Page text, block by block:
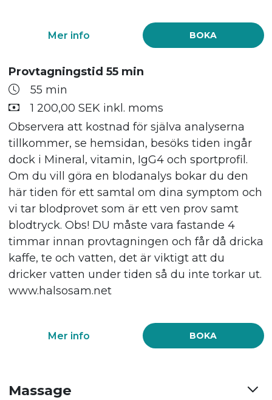
BOKA
Mer info
Provtagningstid 55 min
55 min
1 200,00 SEK inkl. moms
Observera att kostnad för själva analyserna
tillkommer, se hemsidan, besöks tiden ingår
dock i Mineral, vitamin, IgG4 och sportprofil.
Om du vill göra en blodanalys bokar du den
här tiden för ett samtal om dina symptom och
vi tar blodprovet som är ett ven prov samt
blodtryck. Obs! DU måste vara fastande 4
timmar innan provtagningen och får då dricka
kaffe, te och vatten, det är viktigt att du
dricker vatten under tiden så du inte torkar ut.
www.halsosam.net
BOKA
Mer info
Massage